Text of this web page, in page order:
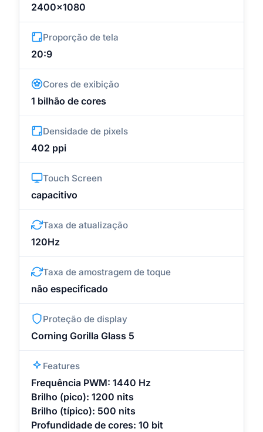
2400x1080
Proporção de tela
20:9
Cores de exibição
1 bilhão de cores
Densidade de pixels
402 ppi
Touch Screen
capacitivo
Taxa de atualização
120Hz
Taxa de amostragem de toque
não especificado
Proteção de display
Corning Gorilla Glass 5
Features
Frequência PWM: 1440 Hz
Brilho (pico): 1200 nits
Brilho (típico): 500 nits
Profundidade de cores: 10 bit